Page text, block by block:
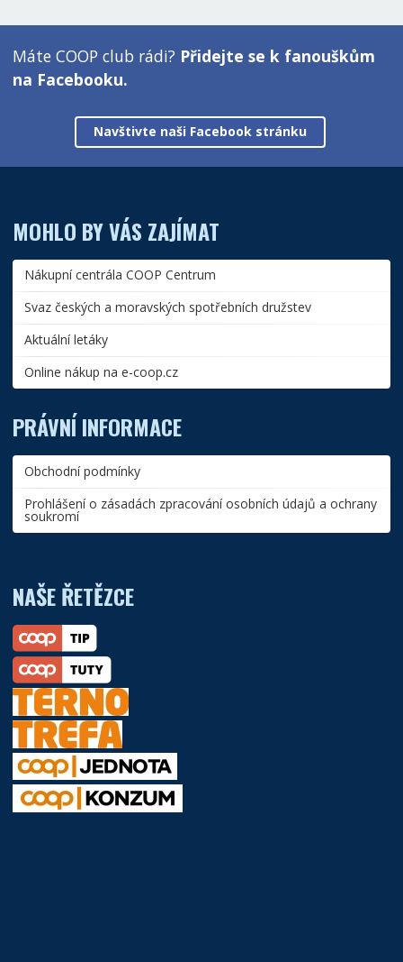
Máte COOP club rádi? Přidejte se k fanouškům
na Facebooku.
Navštivte naši Facebook stránku
MOHLO BY VÁS ZAJÍMAT
Nákupní centrála COOP Centrum
Svaz českých a moravských spotřebních družstev
Aktuální letáky
Online nákup na e-coop.cz
PRÁVNÍ INFORMACE
Obchodní podmínky
Prohlášení o zásadách zpracování osobních údajů a ochrany
soukromí
NAŠE ŘETĚZCE